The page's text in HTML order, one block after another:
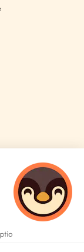
4 personnes
consultent
actuellement cette